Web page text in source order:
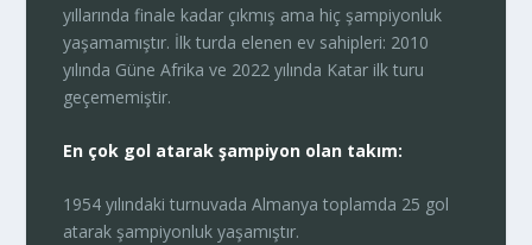
yıllarında finale kadar çıkmış ama hiç şampiyonluk
yaşamamıştır. İlk turda elenen ev sahipleri: 2010
yılında Güne Afrika ve 2022 yılında Katar ilk turu
geçememiştir.
En çok gol atarak şampiyon olan takım:
1954 yılındaki turnuvada Almanya toplamda 25 gol
atarak şampiyonluk yaşamıştır.